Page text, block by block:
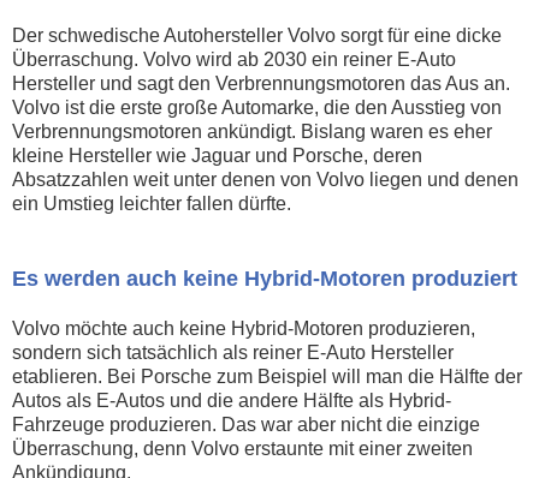
Der schwedische Autohersteller Volvo sorgt für eine dicke
Überraschung. Volvo wird ab 2030 ein reiner E-Auto
Hersteller und sagt den Verbrennungsmotoren das Aus an.
Volvo ist die erste große Automarke, die den Ausstieg von
Verbrennungsmotoren ankündigt. Bislang waren es eher
kleine Hersteller wie Jaguar und Porsche, deren
Absatzzahlen weit unter denen von Volvo liegen und denen
ein Umstieg leichter fallen dürfte.
Es werden auch keine Hybrid-Motoren produziert
Volvo möchte auch keine Hybrid-Motoren produzieren,
sondern sich tatsächlich als reiner E-Auto Hersteller
etablieren. Bei Porsche zum Beispiel will man die Hälfte der
Autos als E-Autos und die andere Hälfte als Hybrid-
Fahrzeuge produzieren. Das war aber nicht die einzige
Überraschung, denn Volvo erstaunte mit einer zweiten
Ankündigung.